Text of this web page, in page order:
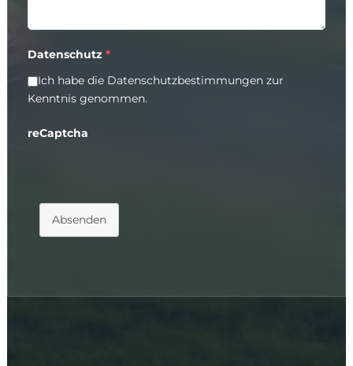
Datenschutz *
Ich habe die Datenschutzbestimmungenzur
Kenntnis genommen.
reCaptcha
Absenden